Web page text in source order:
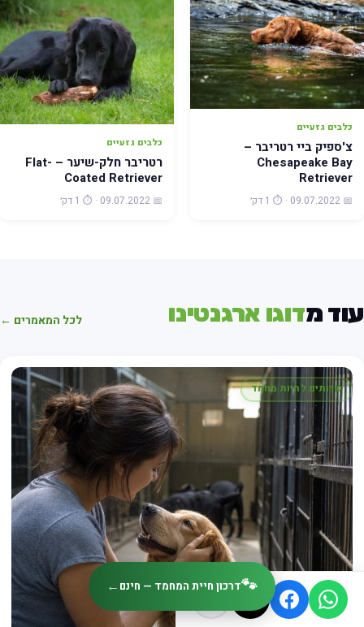
כלבים גזעיים
צ'ספיק ביי רטריבר –
Chesapeake Bay
Retriever
📅 09.07.2022 · ⏱️ 1 דק׳
כלבים גזעיים
רטריבר חלק-שיער – Flat-
Coated Retriever
📅 09.07.2022 · ⏱️ 1 דק׳
עוד מדוגו ארגנטינו לכל המאמרים ←
שרותים לחיות מחמד
🐾דרכון חיית המחמד — חינם ←